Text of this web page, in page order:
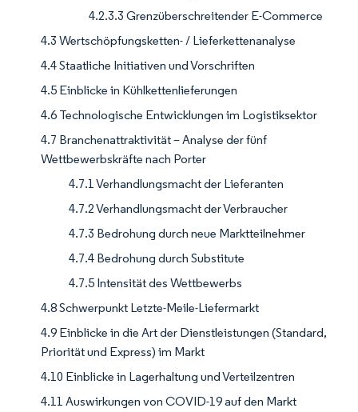
4.2.3.3 Grenzüberschreitender E-Commerce
4.3 Wertschöpfungsketten- / Lieferkettenanalyse
4.4 Staatliche Initiativen und Vorschriften
4.5 Einblicke in Kühlkettenlieferungen
4.6 Technologische Entwicklungen im Logistiksektor
4.7 Branchenattraktivität – Analyse der fünf
Wettbewerbskräfte nach Porter
4.7.1 Verhandlungsmacht der Lieferanten
4.7.2 Verhandlungsmacht der Verbraucher
4.7.3 Bedrohung durch neue Marktteilnehmer
4.7.4 Bedrohung durch Substitute
4.7.5 Intensität des Wettbewerbs
4.8 Schwerpunkt Letzte-Meile-Liefermarkt
4.9 Einblicke in die Art der Dienstleistungen (Standard,
Priorität und Express) im Markt
4.10 Einblicke in Lagerhaltung und Verteilzentren
4.11 Auswirkungen von COVID-19 auf den Markt